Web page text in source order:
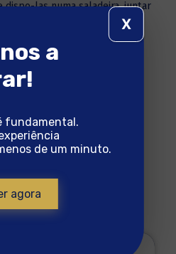
dispo-las numa saladeira, juntar
picados e temperar com
com Endívia!
BEM!
a
fundamental.
de um minuto.
agora
X